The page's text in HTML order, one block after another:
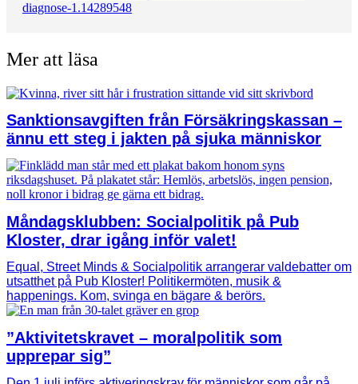
diagnose-1.14289548
Mer att läsa
Sanktionsavgiften från Försäkringskassan –
ännu ett steg i jakten på sjuka människor
Måndagsklubben: Socialpolitik på Pub
Kloster, drar igång inför valet!
Equal, Street Minds & Socialpolitik arrangerar valdebatter om
utsatthet på Pub Kloster! Politikermöten, musik &
happenings. Kom, svinga en bägare & berörs.
”Aktivitetskravet – moralpolitik som
upprepar sig”